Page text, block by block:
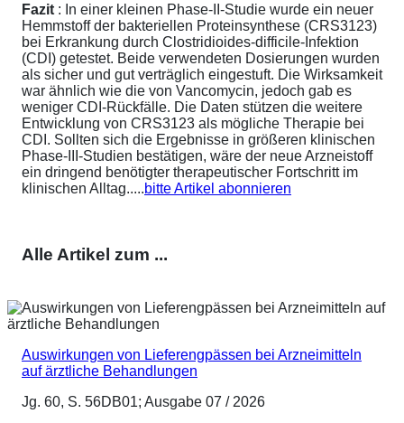
Fazit : In einer kleinen Phase-II-Studie wurde ein neuer
Hemmstoff der bakteriellen Proteinsynthese (CRS3123)
bei Erkrankung durch Clostridioides-difficile-Infektion
(CDI) getestet. Beide verwendeten Dosierungen wurden
als sicher und gut verträglich eingestuft. Die Wirksamkeit
war ähnlich wie die von Vancomycin, jedoch gab es
weniger CDI-Rückfälle. Die Daten stützen die weitere
Entwicklung von CRS3123 als mögliche Therapie bei
CDI. Sollten sich die Ergebnisse in größeren klinischen
Phase-III-Studien bestätigen, wäre der neue Arzneistoff
ein dringend benötigter therapeutischer Fortschritt im
klinischen Alltag.....bitte Artikel abonnieren
Alle Artikel zum ...
Auswirkungen von Lieferengpässen bei Arzneimitteln
auf ärztliche Behandlungen
Jg. 60, S. 56DB01; Ausgabe 07 / 2026